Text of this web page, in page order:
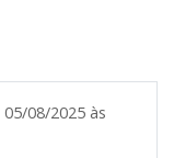
05/08/2025 às